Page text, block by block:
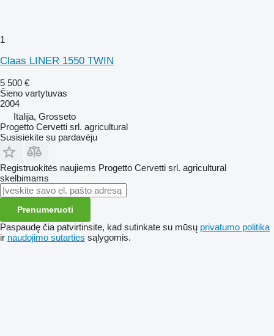
1
Claas LINER 1550 TWIN
5 500 €
Šieno vartytuvas
2004
Italija, Grosseto
Progetto Cervetti srl. agricultural
Susisiekite su pardavėju
Registruokitės naujiems Progetto Cervetti srl. agricultural
skelbimams
Prenumeruoti
Paspaudę čia patvirtinsite, kad sutinkate su mūsų privatumo politika
ir naudojimo sutarties sąlygomis.